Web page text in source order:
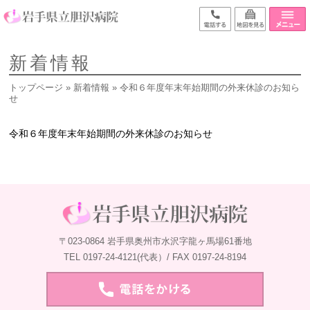
新着情報
トップページ » 新着情報 » 令和６年度年末年始期間の外来休診のお知ら
せ
令和６年度年末年始期間の外来休診のお知らせ
〒023-0864 岩手県奥州市水沢字龍ヶ馬場61番地
TEL 0197-24-4121(代表）/ FAX 0197-24-8194